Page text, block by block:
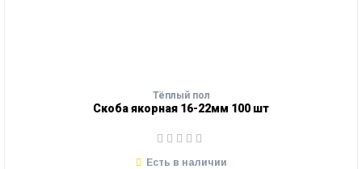
Тёплый пол
Скоба якорная 16-22мм 100 шт
Есть в наличии